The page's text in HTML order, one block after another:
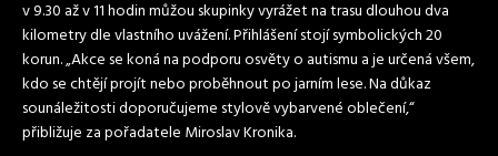
v 9.30 až v 11 hodin můžou skupinky vyrážet na trasu dlouhou dva
kilometry dle vlastního uvážení. Přihlášení stojí symbolických 20
korun. „Akce se koná na podporu osvěty o autismu a je určená všem,
kdo se chtějí projít nebo proběhnout po jarním lese. Na důkaz
sounáležitosti doporučujeme stylově vybarvené oblečení,“
přibližuje za pořadatele Miroslav Kronika.